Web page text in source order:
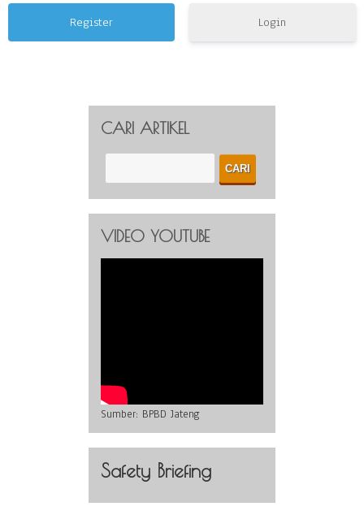
Login
CARI ARTIKEL
VIDEO YOUTUBE
Sumber: BPBD Jateng
Safety Briefing